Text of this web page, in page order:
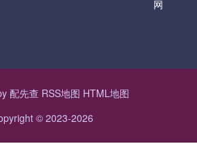
网
配先查 RSS地图 HTML地图
© 2023-2026